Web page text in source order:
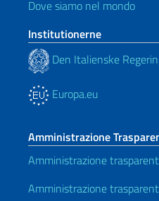
Dove siamo nel mondo
Institutionerne
Den Italienske
Europa.eu
Amministrazione
Amministrazione
Amministrazione